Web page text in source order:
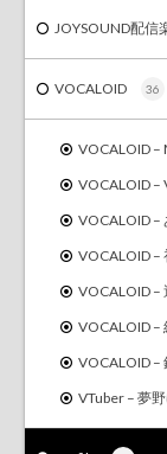
JOYSOUND配信
VOCALOID 36
VOCALOID –
VOCALOID –
VOCALOID –
VOCALOID –
VOCALOID –
VOCALOID –
VOCALOID –
VTuber – 夢